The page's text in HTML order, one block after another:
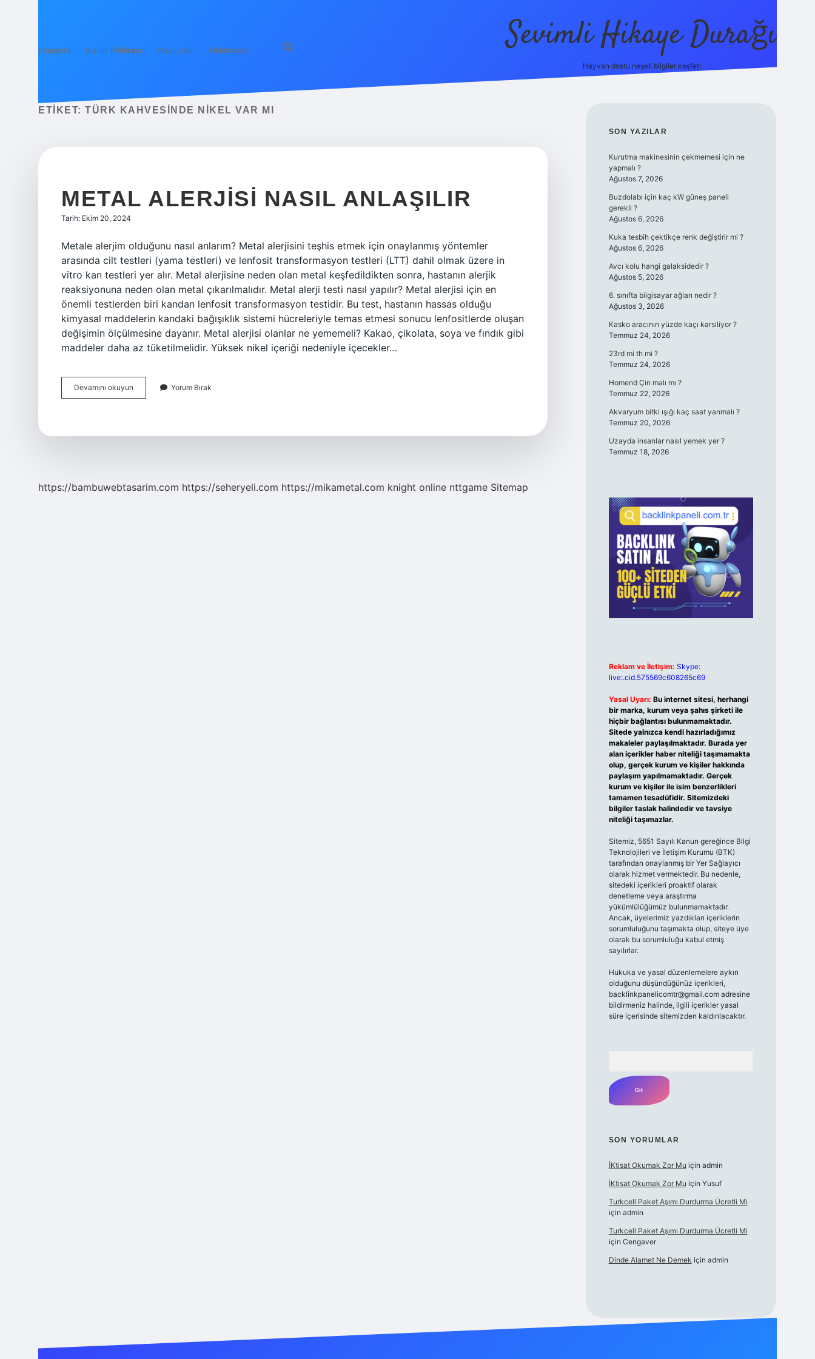
Anasayfa Gizlilik Politikası Yasal Uyarı Hakkımızda Sevimli Hikaye Durağı
Hayvan dostu neşeli bilgiler keşfet!
ETIKET: TÜRK KAHVESINDE NIKEL VAR MI
METAL ALERJISI NASIL ANLAŞILIR
Tarih: Ekim 20, 2024
Metale alerjim olduğunu nasıl anlarım? Metal alerjisini teşhis etmek için onaylanmış yöntemler
arasında cilt testleri (yama testleri) ve lenfosit transformasyon testleri (LTT) dahil olmak üzere in
vitro kan testleri yer alır. Metal alerjisine neden olan metal keşfedildikten sonra, hastanın alerjik
reaksiyonuna neden olan metal çıkarılmalıdır. Metal alerji testi nasıl yapılır? Metal alerjisi için en
önemli testlerden biri kandan lenfosit transformasyon testidir. Bu test, hastanın hassas olduğu
kimyasal maddelerin kandaki bağışıklık sistemi hücreleriyle temas etmesi sonucu lenfositlerde oluşan
değişimin ölçülmesine dayanır. Metal alerjisi olanlar ne yememeli? Kakao, çikolata, soya ve fındık gibi
maddeler daha az tüketilmelidir. Yüksek nikel içeriği nedeniyle içecekler…
Devamını okuyun
Alerjisi
Yorum Bırak
https://bambuwebtasarim.com https://seheryeli.com https://mikametal.com knight online nttgame Sitemap
SIDEBAR
SON YAZILAR
Kurutma makinesinin çekmemesi için ne
yapmalı ?
Ağustos 7, 2026
Buzdolabı için kaç kW güneş paneli
gerekli ?
Ağustos 6, 2026
Kuka tesbih çektikçe renk değiştirir mi ?
Ağustos 6, 2026
Avcı kolu hangi galaksidedir ?
Ağustos 5, 2026
6. sınıfta bilgisayar ağları nedir ?
Ağustos 3, 2026
Kasko aracının yüzde kaçı karsiliyor ?
Temmuz 24, 2026
23rd mi th mi ?
Temmuz 24, 2026
Homend Çin malı mı ?
Temmuz 22, 2026
Akvaryum bitki ışığı kaç saat yanmalı ?
Temmuz 20, 2026
Uzayda insanlar nasıl yemek yer ?
Temmuz 18, 2026
Reklam ve İletişim: Skype:
live:.cid.575569c608265c69
Yasal Uyarı: Bu internet sitesi, herhangi
bir marka, kurum veya şahıs şirketi ile
hiçbir bağlantısı bulunmamaktadır.
Sitede yalnızca kendi hazırladığımız
makaleler paylaşılmaktadır. Burada yer
alan içerikler haber niteliği taşımamakta
olup, gerçek kurum ve kişiler hakkında
paylaşım yapılmamaktadır. Gerçek
kurum ve kişiler ile isim benzerlikleri
tamamen tesadüfidir. Sitemizdeki
bilgiler taslak halindedir ve tavsiye
niteliği taşımazlar.
Sitemiz, 5651 Sayılı Kanun gereğince Bilgi
Teknolojileri ve İletişim Kurumu (BTK)
tarafından onaylanmış bir Yer Sağlayıcı
olarak hizmet vermektedir. Bu nedenle,
sitedeki içerikleri proaktif olarak
denetleme veya araştırma
yükümlülüğümüz bulunmamaktadır.
Ancak, üyelerimiz yazdıkları içeriklerin
sorumluluğunu taşımakta olup, siteye üye
olarak bu sorumluluğu kabul etmiş
sayılırlar.
Hukuka ve yasal düzenlemelere aykırı
olduğunu düşündüğünüz içerikleri,
backlinkpanelicomtr@gmail.comadresine
bildirmeniz halinde, ilgili içerikler yasal
süre içerisinde sitemizden kaldırılacaktır.
SON YORUMLAR
İKtisat Okumak Zor Mu için admin
İKtisat Okumak Zor Mu için Yusuf
Turkcell Paket Aşımı Durdurma Ücretli Mi
için admin
Turkcell Paket Aşımı Durdurma Ücretli Mi
için Cengaver
Dinde Alamet Ne Demek için admin